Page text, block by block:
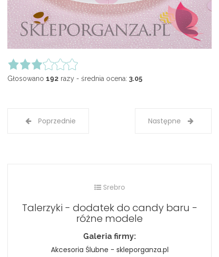
Głosowano 192 razy - średnia ocena: 3.05
Poprzednie Następne
Srebro
Talerzyki - dodatek do candy baru -
różne modele
Galeria firmy:
Akcesoria Ślubne - skleporganza.pl